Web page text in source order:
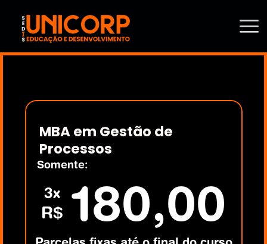
MBA em Gestão de
Processos
Somente:
3x
R$ 180,00